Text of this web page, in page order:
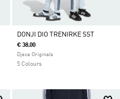
DONJI DIO TRENIRKE SST
€ 38.00
Djeca Originals
5 Colours